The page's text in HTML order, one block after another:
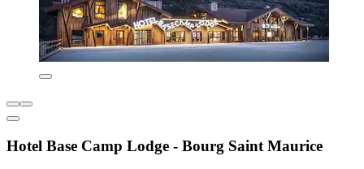
Hotel Base Camp Lodge - Bourg Saint Maurice